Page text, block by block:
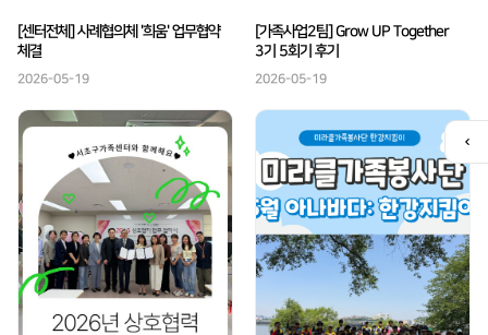
[센터전체] 사례협의체 '희움' 업무협약
체결
2026-05-19
[가족사업2팀] Grow UP Together
3기 5회기 후기
2026-05-19
퀵
메
열